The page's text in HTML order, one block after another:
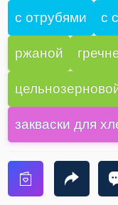
с отрубями с
ржаной
закваски для